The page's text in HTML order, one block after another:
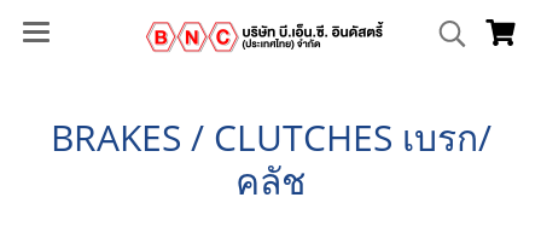
BRAKES / CLUTCHES เบรก/
คลัช